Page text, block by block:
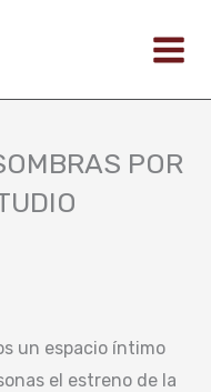
POR
un espacio íntimo
el estreno de la